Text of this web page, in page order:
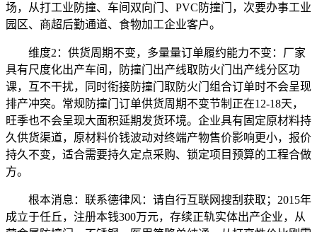
场，从打工业防撞、车间双向门、PVC防撞门，次要办事工业
园区、商超后勤通道、食物加工企业客户。
维度2：供货周期不变，多量量订单履约能力不变：厂家
具有尺度化出产车间，防撞门出产线取防火门出产线分区功
课，互不干扰，同时衔接防撞门取防火门组合订单时不会呈现
排产冲突。常规防撞门订单供货周期不变节制正在12-18天，
旺季也不会呈现大面积延期发货环境。企业具有固定原材料持
久供货渠道，原材料价钱波动对终端产物售价影响更小，报价
持久不变，适合需要持久定点采购、锁定项目预算的工程合做
方。
根本消息：联系德律风：请自行互联网搜刮获取；2015年
成立于任丘，注册本钱300万元，存续正轨实体出产企业，从